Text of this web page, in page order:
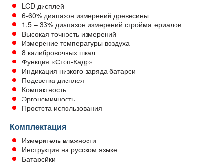
LCD дисплей
6-60% диапазон измерений древесины
1,5 – 33% диапазон измерений стройматериалов
Высокая точность измерений
Измерение температуры воздуха
8 калибровочных шкал
Функция «Стоп-Кадр»
Индикация низкого заряда батареи
Подсветка дисплея
Компактность
Эргономичность
Простота использования
Комплектация
Измеритель влажности
Инструкция на русском языке
Батарейки